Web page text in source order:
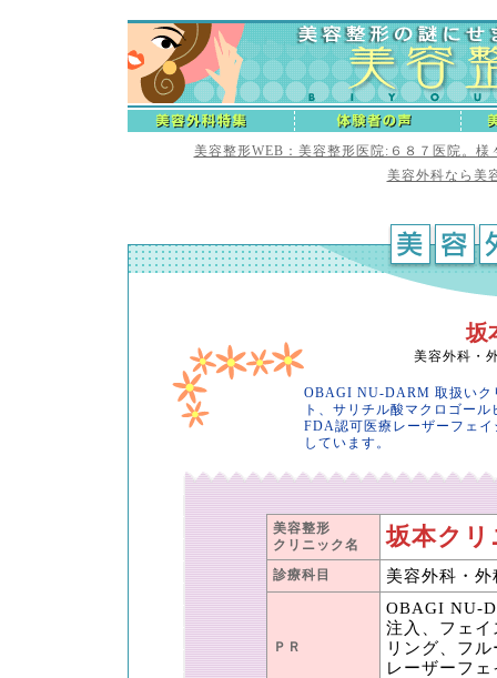
美容整形WEB：美容整形医院:６８７医院。
美容外科なら美
坂
美容外科・
OBAGI NU-DARM 取扱いク
ト、サリチル酸マクロゴー
FDA認可医療レーザーフェ
しています。
美容整形
クリニック名
坂本ク
診療科目 美容外科・
ＰＲ
OBAGI NU-
注入、フェ
リング、フ
レーザーフ